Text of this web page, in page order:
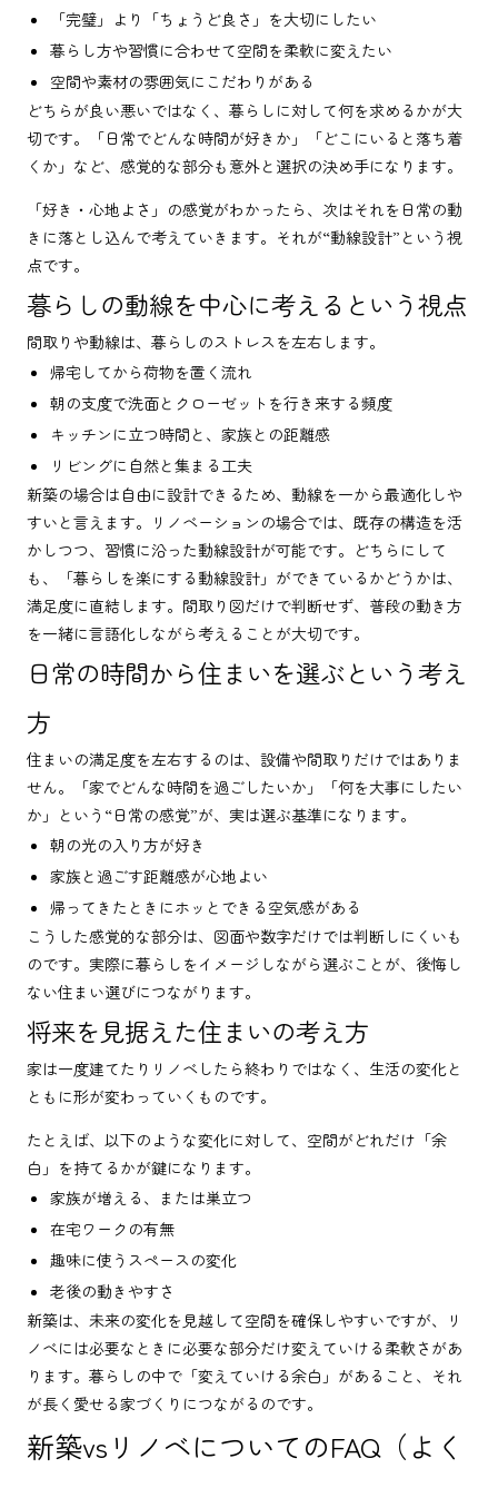
「完璧」より「ちょうど良さ」を大切にしたい
暮らし方や習慣に合わせて空間を柔軟に変えたい
空間や素材の雰囲気にこだわりがある
どちらが良い悪いではなく、暮らしに対して何を求めるかが大
切です。「日常でどんな時間が好きか」「どこにいると落ち着
くか」など、感覚的な部分も意外と選択の決め手になります。
「好き・心地よさ」の感覚がわかったら、次はそれを日常の動
きに落とし込んで考えていきます。それが“動線設計”という視
点です。
暮らしの動線を中心に考えるという視点
間取りや動線は、暮らしのストレスを左右します。
帰宅してから荷物を置く流れ
朝の支度で洗面とクローゼットを行き来する頻度
キッチンに立つ時間と、家族との距離感
リビングに自然と集まる工夫
新築の場合は自由に設計できるため、動線を一から最適化しや
すいと言えます。リノベーションの場合では、既存の構造を活
かしつつ、習慣に沿った動線設計が可能です。どちらにして
も、「暮らしを楽にする動線設計」ができているかどうかは、
満足度に直結します。間取り図だけで判断せず、普段の動き方
を一緒に言語化しながら考えることが大切です。
日常の時間から住まいを選ぶという考え
方
住まいの満足度を左右するのは、設備や間取りだけではありま
せん。「家でどんな時間を過ごしたいか」「何を大事にしたい
か」という“日常の感覚”が、実は選ぶ基準になります。
朝の光の入り方が好き
家族と過ごす距離感が心地よい
帰ってきたときにホッとできる空気感がある
こうした感覚的な部分は、図面や数字だけでは判断しにくいも
のです。実際に暮らしをイメージしながら選ぶことが、後悔し
ない住まい選びにつながります。
将来を見据えた住まいの考え方
家は一度建てたりリノベしたら終わりではなく、生活の変化と
ともに形が変わっていくものです。
たとえば、以下のような変化に対して、空間がどれだけ「余
白」を持てるかが鍵になります。
家族が増える、または巣立つ
在宅ワークの有無
趣味に使うスペースの変化
老後の動きやすさ
新築は、未来の変化を見越して空間を確保しやすいですが、リ
ノベには必要なときに必要な部分だけ変えていける柔軟さがあ
ります。暮らしの中で「変えていける余白」があること、それ
が長く愛せる家づくりにつながるのです。
新築vsリノベについてのFAQ（よく